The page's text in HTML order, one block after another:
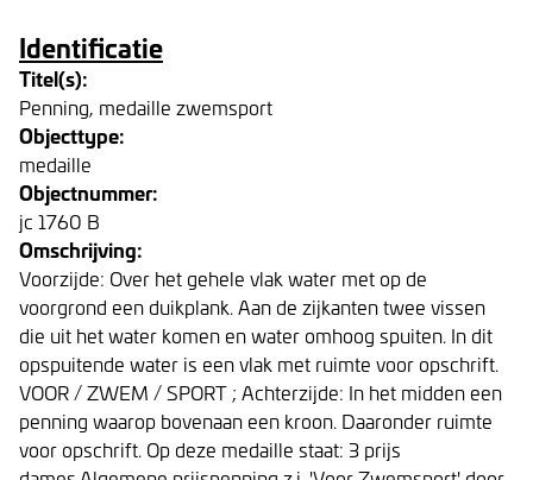
Identificatie
Titel(s):
Penning, medaille zwemsport
Objecttype:
medaille
Objectnummer:
jc 1760 B
Omschrijving:
Voorzijde: Over het gehele vlak water met op de
voorgrond een duikplank. Aan de zijkanten twee vissen
die uit het water komen en water omhoog spuiten. In dit
opspuitende water is een vlak met ruimte voor opschrift.
VOOR / ZWEM / SPORT ; Achterzijde: In het midden een
penning waarop bovenaan een kroon. Daaronder ruimte
voor opschrift. Op deze medaille staat: 3 prijs